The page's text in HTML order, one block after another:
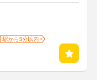
駅から5分以内